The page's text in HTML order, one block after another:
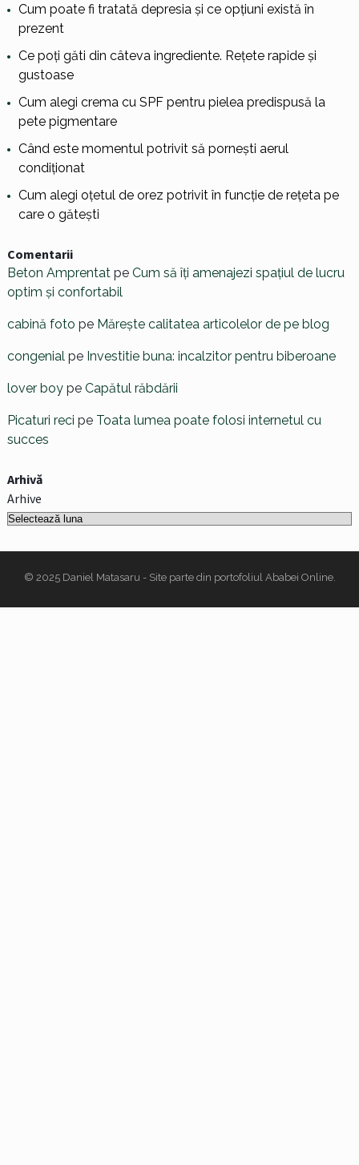
Cum poate fi tratată depresia și ce opțiuni există în
prezent
Ce poți găti din câteva ingrediente. Rețete rapide și
gustoase
Cum alegi crema cu SPF pentru pielea predispusă la
pete pigmentare
Când este momentul potrivit să pornești aerul
condiționat
Cum alegi oțetul de orez potrivit în funcție de rețeta pe
care o gătești
Comentarii
Beton Amprentatpe Cum să îți amenajezi spațiul de lucru
optim și confortabil
cabină foto pe Mărește calitatea articolelor de pe blog
congenialpe Investitie buna: incalzitor pentru biberoane
lover boype Capătul răbdării
Picaturi reci pe Toata lumea poate folosi internetul cu
succes
Arhivă
Arhive
© 2025 Daniel Matasaru- Site parte din portofoliul Ababei Online.